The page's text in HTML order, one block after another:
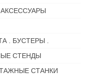
. БУСТЕРЫ .
СТЕНДЫ
СТАНКИ